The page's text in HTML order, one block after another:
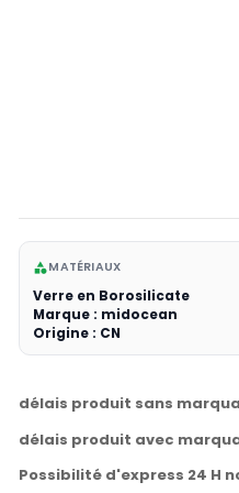
categoryMATÉRIAUX
Verre en Borosilicate
Marque : midocean
Origine : CN
délais produit sans
délais produit avec
Possibilité d'express 24 H